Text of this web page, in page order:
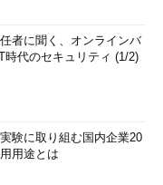
者に聞く、オンラインバ
時代のセキュリティ (1/2)
験に取り組む国内企業20
用途とは